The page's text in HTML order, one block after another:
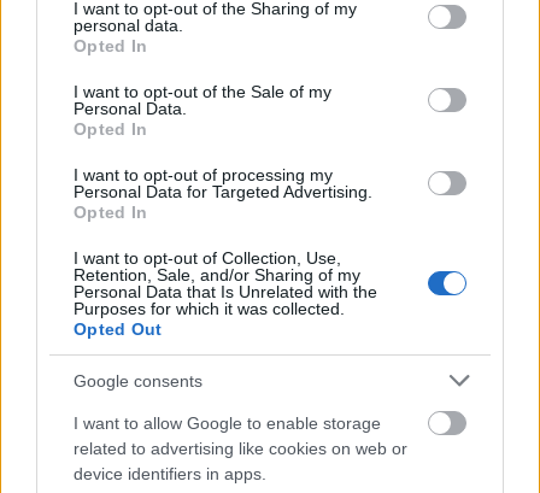
not limited to your visit or usage behaviour. You may click to
grant or deny consent to Google and its third-party tags to
use your data for below specified purposes in below Google
consent section.
I want to opt-out of the Sharing of my
personal data.
Opted In
I want to opt-out of the Sale of my
Personal Data.
Opted In
I want to opt-out of processing my
Personal Data for Targeted Advertising.
Opted In
I want to opt-out of Collection, Use,
Retention, Sale, and/or Sharing of my
Personal Data that Is Unrelated with the
Purposes for which it was collected.
Opted Out
Google consents
I want to allow Google to enable storage
related to advertising like cookies on web or
device identifiers in apps.
μέρες
Μάθε πρώτος όλες τις σημαντικές
ειδήσεις.
Βάλε το proson.gr στα αποτελέσματα
αναζήτησης της Google
Δημοφιλείς Ειδήσεις